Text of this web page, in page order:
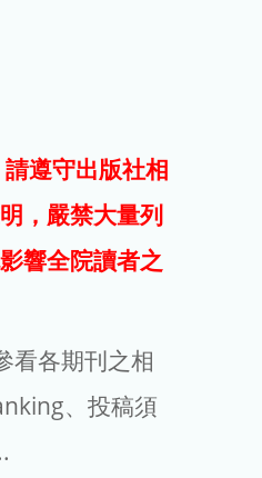
刊
用
理費
遵守出版社相
，嚴禁大量列
響全院讀者之
看各期刊之相
、投稿須